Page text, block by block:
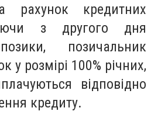
рахунок кредитних
з другого дня
позичальник
у розмірі 100% річних,
відповідно
кредиту.